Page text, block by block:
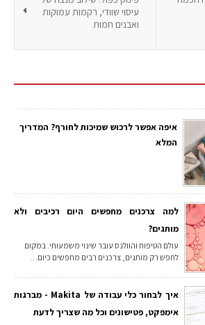
עיסוי שוודי, רקמות עמוקות
ואבנים חמות
איפה אפשר לרכוש שמיכות לחורף? המדריך
המלא
למה צרכנים מחפשים היום רכיבים ולא
מותגים?
עולם הטיפוח והוולנס עובר שינוי משמעותי. במקום
לחפש רק מותגים, צרכנים רבים מחפשים כיום…
איך לבחור כלי עבודה של Makita - מברגות
אימפקט, פטישונים וכל מה שצריך לדעת